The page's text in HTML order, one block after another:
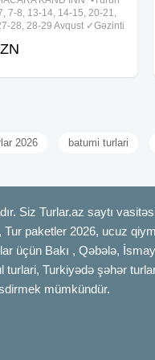
7-8, 13-14, 14-15, 20-21,
28, 28-29 Avqust ✓Gəzinti
Kanyonu ✓Tur qiymətləri
2026 batumi turlari
Siz Turlar.az saytı
paketler 2026, ucuz
Bakı , Qəbələ,
turlari, Turkiyədə şəhər
mümkündür.